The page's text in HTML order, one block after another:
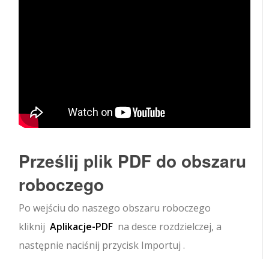
Prześlij plik PDF do obszaru
roboczego
Po wejściu do naszego obszaru roboczego
kliknijAplikacje-PDF na desce rozdzielczej, a
następnie naciśnij przycisk Importuj .